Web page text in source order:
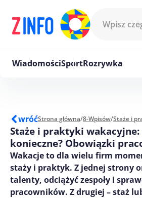
WiadomościSportRozrywka
wróćStrona główna/8-Wpisów/
Staże i praktyki
konieczne? Obowiązki
Wakacje to dla wielu firm
staży i praktyk. Z jednej strony
talenty, odciążyć zespoły i
pracowników. Z drugiej – staż